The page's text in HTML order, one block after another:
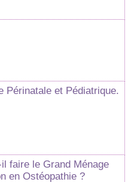
Périnatale et Pédiatrique.
faire le Grand Ménage
en Ostéopathie ?